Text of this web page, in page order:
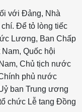
với Đảng, Nhà
Để tỏ lòng tiếc
Lương, Ban Chấp
Quốc hội
Chủ tịch nước
phủ nước
ban Trung ương
chức Lễ tang Đồng